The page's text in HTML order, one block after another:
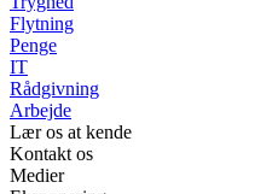
Flytning
Penge
IT
Rådgivning
Arbejde
Lær os at kende
Kontakt os
Medier